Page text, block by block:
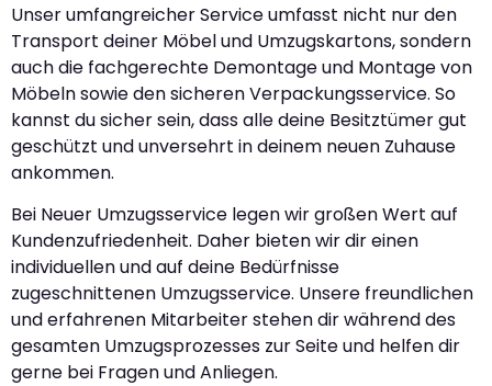
Unser umfangreicher Service umfasst nicht nur den
Transport deiner Möbel und Umzugskartons, sondern
auch die fachgerechte Demontage und Montage von
Möbeln sowie den sicheren Verpackungsservice. So
kannst du sicher sein, dass alle deine Besitztümer gut
geschützt und unversehrt in deinem neuen Zuhause
ankommen.
Bei Neuer Umzugsservice legen wir großen Wert auf
Kundenzufriedenheit. Daher bieten wir dir einen
individuellen und auf deine Bedürfnisse
zugeschnittenen Umzugsservice. Unsere freundlichen
und erfahrenen Mitarbeiter stehen dir während des
gesamten Umzugsprozesses zur Seite und helfen dir
gerne bei Fragen und Anliegen.